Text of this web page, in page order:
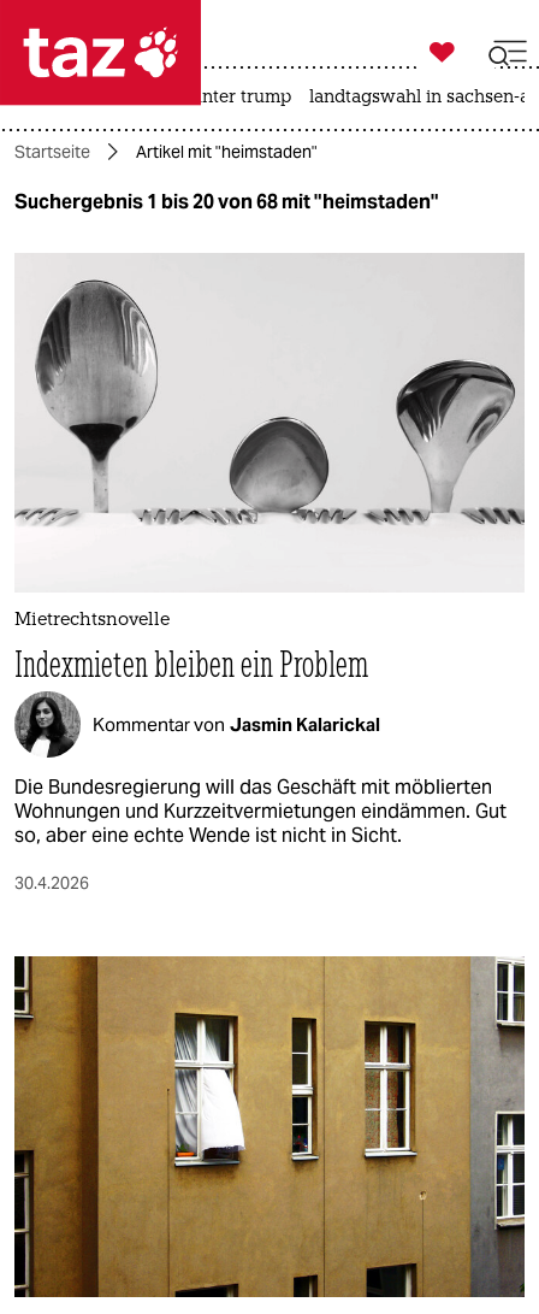
 taz zahl ich
taz zahl ich
themen
politik
öko
gesellschaft
kultur
wahrheit
verlag
verlag
veranstaltungen
shop
fragen & hilfe
abo
genossenschaft
epaper login

taz zahl ich
usa unter trump landtagswahl in sachsen-
Startseite Artikel mit "heimstaden"
Suchergebnis 1 bis 20 von 68 mit "heimstaden"
Mietrechtsnovelle
Indexmieten bleiben ein Problem
Kommentar von Jasmin Kalarickal
Die Bundesregierung will das Geschäft mit möblierten
Wohnungen und Kurzzeitvermietungen eindämmen. Gut
so, aber eine echte Wende ist nicht in Sicht.
30.4.2026